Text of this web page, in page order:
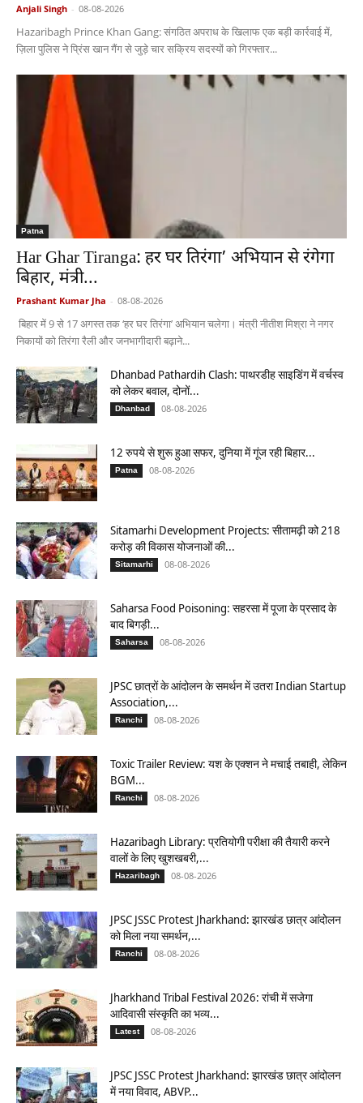
Anjali Singh - 08-08-2026
Hazaribagh Prince Khan Gang: संगठित अपराध के खिलाफ एक बड़ी कार्रवाई में,
ज़िला पुलिस ने प्रिंस खान गैंग से जुड़े चार सक्रिय सदस्यों को गिरफ्तार...
Patna
Har Ghar Tiranga: हर घर तिरंगा’ अभियान से रंगेगा
बिहार, मंत्री...
Prashant Kumar Jha - 08-08-2026
बिहार में 9 से 17 अगस्त तक ‘हर घर तिरंगा’ अभियान चलेगा। मंत्री नीतीश मिश्रा ने नगर
निकायों को तिरंगा रैली और जनभागीदारी बढ़ाने...
Dhanbad Pathardih Clash: पाथरडीह साइडिंग में वर्चस्व
को लेकर बवाल, दोनों...
Dhanbad 08-08-2026
12 रुपये से शुरू हुआ सफर, दुनिया में गूंज रही बिहार...
Patna 08-08-2026
Sitamarhi Development Projects: सीतामढ़ी को 218
करोड़ की विकास योजनाओं की...
Sitamarhi 08-08-2026
Saharsa Food Poisoning: सहरसा में पूजा के प्रसाद के
बाद बिगड़ी...
Saharsa 08-08-2026
JPSC छात्रों के आंदोलन के समर्थन में उतरा Indian Startup
Association,...
Ranchi 08-08-2026
Toxic Trailer Review: यश के एक्शन ने मचाई तबाही, लेकिन
BGM...
Ranchi 08-08-2026
Hazaribagh Library: प्रतियोगी परीक्षा की तैयारी करने
वालों के लिए खुशखबरी,...
Hazaribagh 08-08-2026
JPSC JSSC Protest Jharkhand: झारखंड छात्र आंदोलन
को मिला नया समर्थन,...
Ranchi 08-08-2026
Jharkhand Tribal Festival 2026: रांची में सजेगा
आदिवासी संस्कृति का भव्य...
Latest 08-08-2026
JPSC JSSC Protest Jharkhand: झारखंड छात्र आंदोलन
में नया विवाद, ABVP...